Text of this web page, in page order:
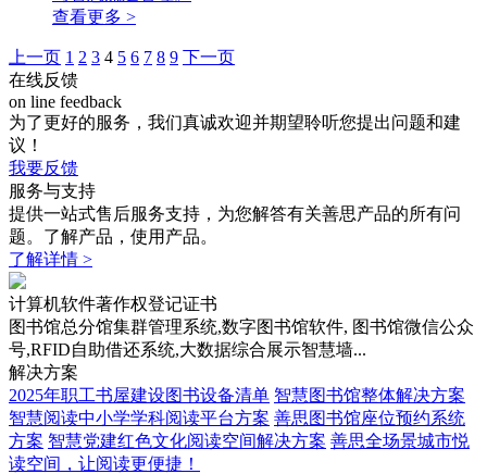
查看更多 >
上一页 1 2 3 4 5 6 7 8 9 下一页
在线反馈
on line feedback
为了更好的服务，我们真诚欢迎并期望聆听您提出问题和建
议！
我要反馈
服务与支持
提供一站式售后服务支持，为您解答有关善思产品的所有问
题。了解产品，使用产品。
了解详情 >
计算机软件著作权登记证书
图书馆总分馆集群管理系统,数字图书馆软件, 图书馆微信公众
号,RFID自助借还系统,大数据综合展示智慧墙...
解决方案
2025年职工书屋建设图书设备清单 智慧图书馆整体解决方案
智慧阅读中小学学科阅读平台方案 善思图书馆座位预约系统
方案 智慧党建红色文化阅读空间解决方案 善思全场景城市悦
读空间，让阅读更便捷！